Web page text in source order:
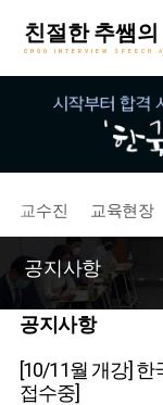
친절한 추쌤의
CHOO INTERVIEW SPEECH
교수진 교육현장
공지사항
공지사항
[10/11월 개강]
접수중]